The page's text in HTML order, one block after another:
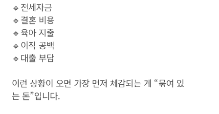
🔹전세자금
🔹결혼 비용
🔹육아 지출
🔹이직 공백
🔹대출 부담
이런 상황이 오면 가장 먼저 체감되는 게 “묶여 있
는 돈”입니다.